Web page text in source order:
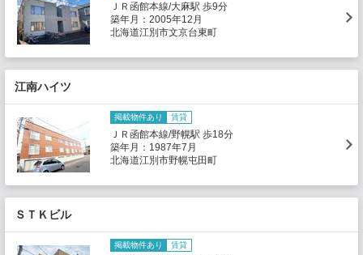
ＪＲ函館本線/大麻駅 歩9分
築年月：2005年12月
北海道江別市文京台東町
江南ハイツ
掲載物件あり 賃貸
ＪＲ函館本線/野幌駅 歩18分
築年月：1987年7月
北海道江別市野幌屯田町
ＳＴＫビル
掲載物件あり 賃貸